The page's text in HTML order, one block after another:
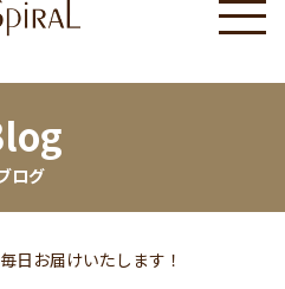
ログ
日お届けいたします！